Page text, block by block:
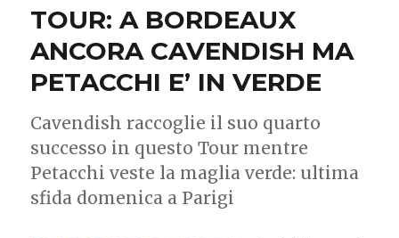
SORPRESE
DELUSIONI
TOUR: A BORDEAUX
ANCORA CAVENDISH MA
PETACCHI E’ IN VERDE
Cavendish raccoglie il suo quarto
successo in questo Tour mentre
Petacchi veste la maglia verde: ultima
sfida domenica a Parigi